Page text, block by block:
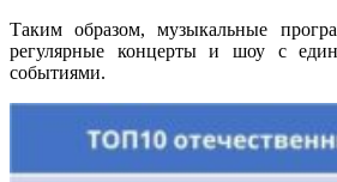
Таким образом, музыкальные
регулярные концерты и шоу с
событиями.